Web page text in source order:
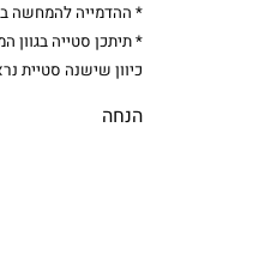
* ההדמייה להמחשה
* תיתכן סטייה בגוון
כיוון שישנה סטיית
הנחה